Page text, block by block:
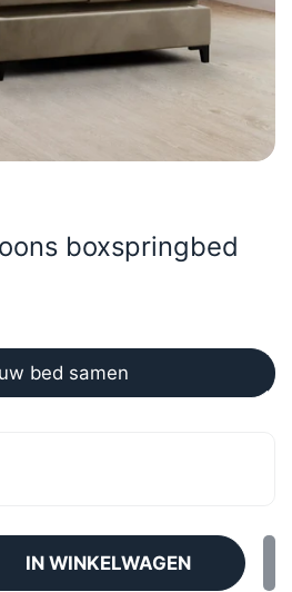
boxspringbed
bed samen
IN WINKELWAGEN